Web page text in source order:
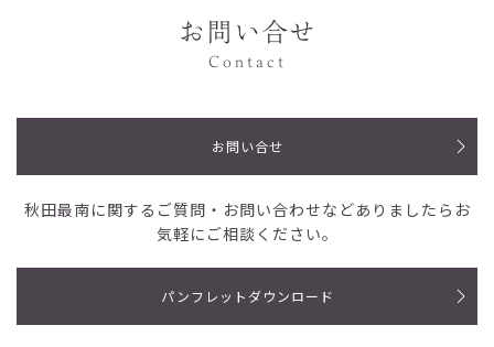
お問い合せ
Contact
お問い合せ
秋田最南に関するご質問・お問い合わせなどありましたらお
気軽にご相談ください。
パンフレットダウンロード